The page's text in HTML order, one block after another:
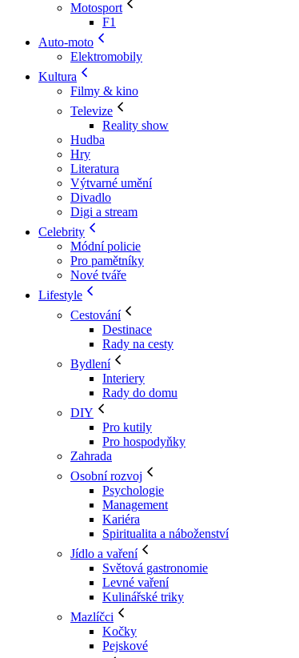
Motosport
F1
Auto-moto
Elektromobily
Kultura
Filmy & kino
Televize
Reality show
Hudba
Hry
Literatura
Výtvarné umění
Divadlo
Digi a stream
Celebrity
Módní policie
Pro pamětníky
Nové tváře
Lifestyle
Cestování
Destinace
Rady na cesty
Bydlení
Interiery
Rady do domu
DIY
Pro kutily
Pro hospodyňky
Zahrada
Osobní rozvoj
Psychologie
Management
Kariéra
Spiritualita a náboženství
Jídlo a vaření
Světová gastronomie
Levné vaření
Kulinářské triky
Mazlíčci
Kočky
Pejskové